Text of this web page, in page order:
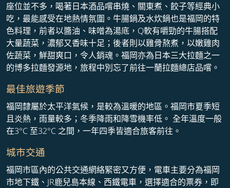
座位並不多，喝著日本酒品嚐串燒、關東煮、餃子等經典小
吃，最能感受在地熱情氛圍。牛腸鍋及水炊鍋也是福岡的特
色料理，前者以醬油、味噌為湯底，Q軟有嚼勁的牛腸搭配
大量蔬菜，濃郁又香味十足；後者則以雞骨熬煮，以嫩雞肉
佐蔬菜，鮮甜爽口，令人銷魂。福岡亦為日本三大拉麵之一
的博多拉麵發源地，旅程中別忘了前往一蘭拉麵總店品嚐。
最佳旅遊季節
福岡隸屬於太平洋氣候，是較為溫暖的地區。福岡市夏季短
且炎熱，雨量較多；冬季降雨和降雪機率低。 全年溫度一般
在3°C 至32°C 之間，一年四季皆適合旅客前往。
城市交通
福岡市區內的公共交通網絡緊密又方便，電車主要分為福岡
市地下鐵、JR鹿兒島本線、西鐵電車，選擇適合的票券，即